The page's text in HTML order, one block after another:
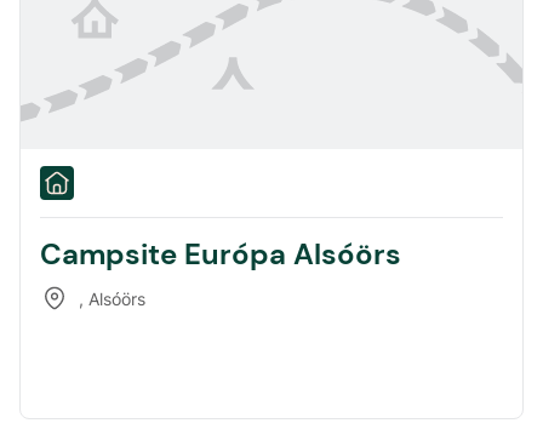
Campsite Európa Alsóörs
, Alsóörs